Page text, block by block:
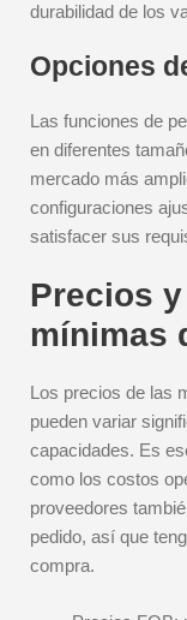
durabilidad de los
Opciones
Las funciones de
en diferentes
mercado más
configuraciones
satisfacer sus
Precios
mínimas
Los precios de las
pueden variar
capacidades. Es
como los costos
proveedores
pedido, así que
compra.